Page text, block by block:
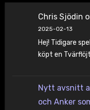
Chris Sjödin
2025-02-13
Hej! Tidigare
köpt en
Nytt avsnitt
och Anker